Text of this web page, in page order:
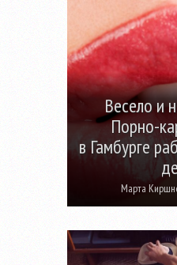
Весело и
Порно-
в Гамбурге
Марта